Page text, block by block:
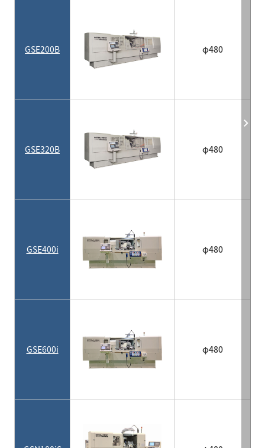
GSE200B φ480
GSE320B φ480
GSE400i φ480
GSE600i φ480